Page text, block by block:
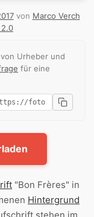
von Marco Verch
2.0
Urheber und
für eine
"Bon Frères" in
Hintergrund